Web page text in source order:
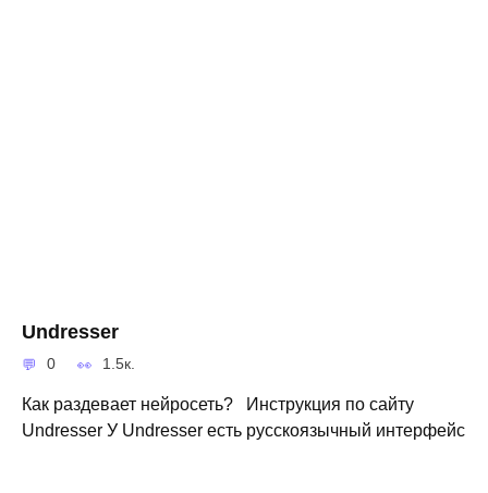
Undresser
0 1.5к.
Как раздевает нейросеть? Инструкция по сайту
Undresser У Undresser есть русскоязычный интерфейс